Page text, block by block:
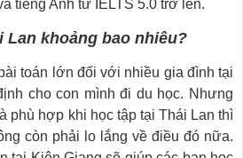
tiếng Anh từ IELTS 5.0 trở lên.
Lan khoảng bao nhiêu?
toán lớn đối với nhiều gia đình tại
cho con mình đi du học. Nhưng
phù hợp khi học tập tại Thái Lan thì
còn phải lo lắng về điều đó nữa.